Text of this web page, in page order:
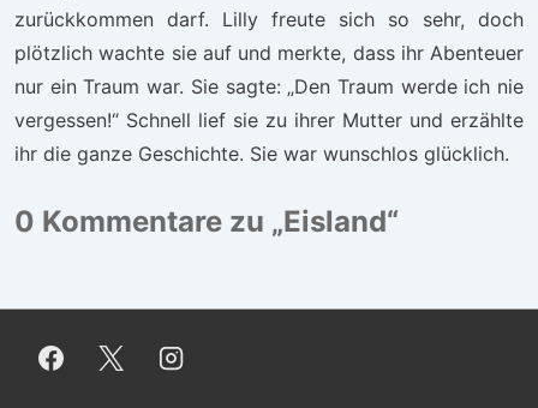
zurückkommen darf. Lilly freute sich so sehr, doch
plötzlich wachte sie auf und merkte, dass ihr Abenteuer
nur ein Traum war. Sie sagte: „Den Traum werde ich nie
vergessen!“ Schnell lief sie zu ihrer Mutter und erzählte
ihr die ganze Geschichte. Sie war wunschlos glücklich.
0 Kommentare zu „Eisland“